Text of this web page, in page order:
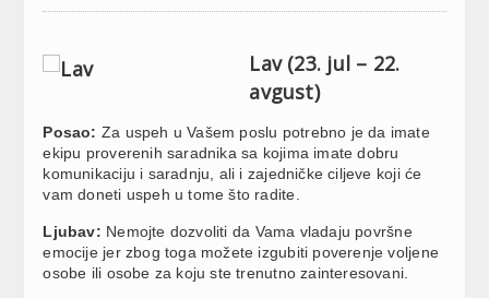
Lav (23. jul – 22.
avgust)
Posao: Za uspeh u Vašem poslu potrebno je da imate
ekipu proverenih saradnika sa kojima imate dobru
komunikaciju i saradnju, ali i zajedničke ciljeve koji će
vam doneti uspeh u tome što radite.
Ljubav: Nemojte dozvoliti da Vama vladaju površne
emocije jer zbog toga možete izgubiti poverenje voljene
osobe ili osobe za koju ste trenutno zainteresovani.